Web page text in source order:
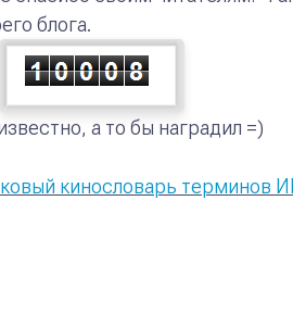
блога.
а то бы наградил =)
кинословарь терминов